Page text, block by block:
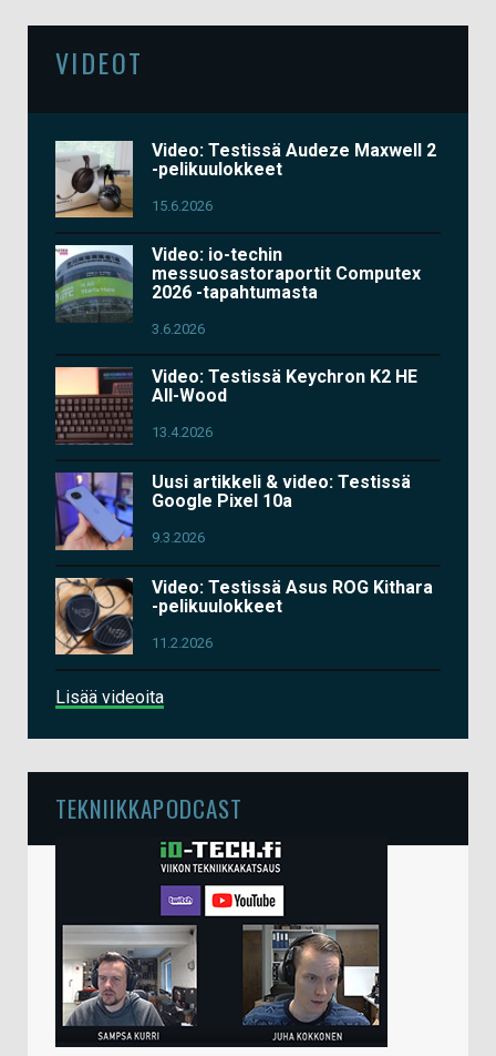
VIDEOT
Video: Testissä Audeze Maxwell 2
-pelikuulokkeet
15.6.2026
Video: io-techin
messuosastoraportit Computex
2026 -tapahtumasta
3.6.2026
Video: Testissä Keychron K2 HE
All-Wood
13.4.2026
Uusi artikkeli & video: Testissä
Google Pixel 10a
9.3.2026
Video: Testissä Asus ROG Kithara
-pelikuulokkeet
11.2.2026
Lisää videoita
TEKNIIKKAPODCAST